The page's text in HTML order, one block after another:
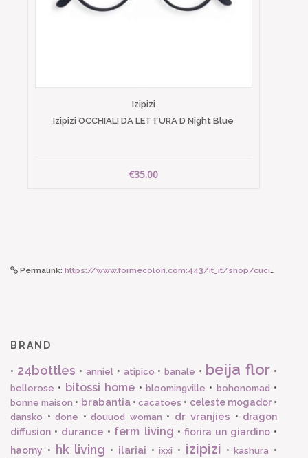
Izipizi
Izipizi OCCHIALI DA LETTURA D Night Blue
€35.00
Permalink: https://www.formecolori.com:443/it_it/shop/cucina/bicchieri_in_melamina/rice_bicchiere_in_melamina_con_lettera_m_fiori/6186
BRAND
• 24bottles • anniel• atipico •banale • beija flor •
bellerose • bitossi home • bloomingville • bohonomad •
bonne maison • brabantia•cacatoes • celeste mogador•
dansko • done • douuod woman • dr vranjies • dragon
diffusion • durance • ferm living • fiorira un giardino•
haomy • hk living • ilariai •ixxi • izipizi •kashura •